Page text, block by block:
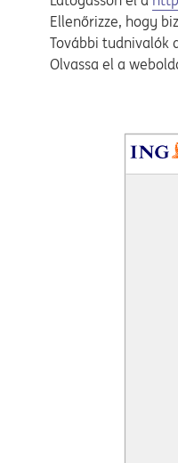
Ellenőrizze, hogy
További tudnivalók
Olvassa el a